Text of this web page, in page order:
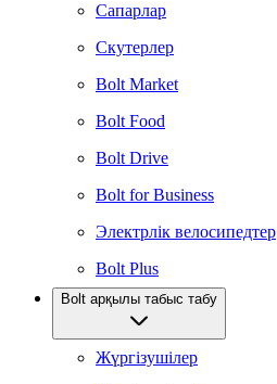
Сапарлар
Скутерлер
Bolt Market
Bolt Food
Bolt Drive
Bolt for Business
Электрлік велосипедтер
Bolt Plus
Bolt арқылы табыс табу
Жүргізушілер